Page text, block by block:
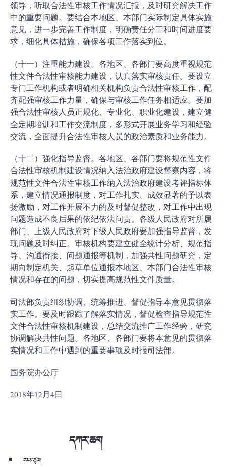
领导，听取合法性审核工作情况汇报，及时研究解决工作
中的重要问题。要结合本地区、本部门实际制定具体实施
意见，进一步完善工作制度，明确责任分工和时间进度要
求，细化具体措施，确保各项工作落实到位。
（十一）注重能力建设。各地区、各部门要高度重视规范
性文件合法性审核能力建设，认真落实审核责任。要设立
专门工作机构或者明确相关机构负责合法性审核工作，配
齐配强审核工作力量，确保与审核工作任务相适应。要加
强合法性审核人员正规化、专业化、职业化建设，建立健
全定期培训和工作交流制度，多形式开展业务学习和经验
交流，全面提升合法性审核人员的政治素质和业务能力。
（十二）强化指导监督。各地区、各部门要将规范性文件
合法性审核机制建设情况纳入法治政府建设督察内容，将
规范性文件合法性审核工作纳入法治政府建设考评指标体
系，建立情况通报制度，对工作扎实、成效显著的予以表
扬激励，对工作开展不力的及时督促整改，对工作中出现
问题造成不良后果的依纪依法问责。各级人民政府对所属
部门、上级人民政府对下级人民政府要加强指导监督，发
现问题及时纠正。审核机构要建立健全统计分析、规范指
导、沟通衔接、问题通报等机制，加强共性问题研究，定
期向制定机关、起草单位通报本地区、本部门合法性审核
情况和存在的问题，切实提高规范性文件质量。
司法部负责组织协调、统筹推进、督促指导本意见贯彻落
实工作。要及时跟踪了解落实情况，督促检查指导规范性
文件合法性审核机制建设，总结交流推广工作经验，研究
协调解决共性问题。各地区、各部门要将本意见的贯彻落
实情况和工作中遇到的重要事项及时报司法部。
国务院办公厅
2018年12月4日
དཀར་ཆག
བསམ་ཚུལ།